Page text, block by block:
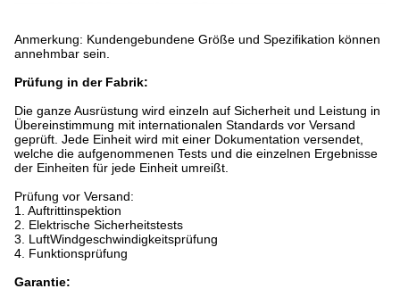
Anmerkung: Kundengebundene Größe und Spezifikation können
annehmbar sein.
Prüfung in der Fabrik:
Die ganze Ausrüstung wird einzeln auf Sicherheit und Leistung in
Übereinstimmung mit internationalen Standards vor Versand
geprüft. Jede Einheit wird mit einer Dokumentation versendet,
welche die aufgenommenen Tests und die einzelnen Ergebnisse
der Einheiten für jede Einheit umreißt.
Prüfung vor Versand:
1. Auftrittinspektion
2. Elektrische Sicherheitstests
3. LuftWindgeschwindigkeitsprüfung
4. Funktionsprüfung
Garantie: